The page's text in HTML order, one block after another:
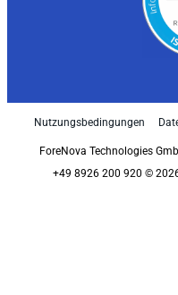
Nutzungsbedingungen
ForeNova Technologies
+49 8926 200 920 ©